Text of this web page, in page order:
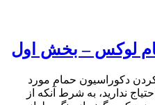
لوکس – بخش اول
دکوراسیون حمام مورد
ندارید، به شرط آنکه از